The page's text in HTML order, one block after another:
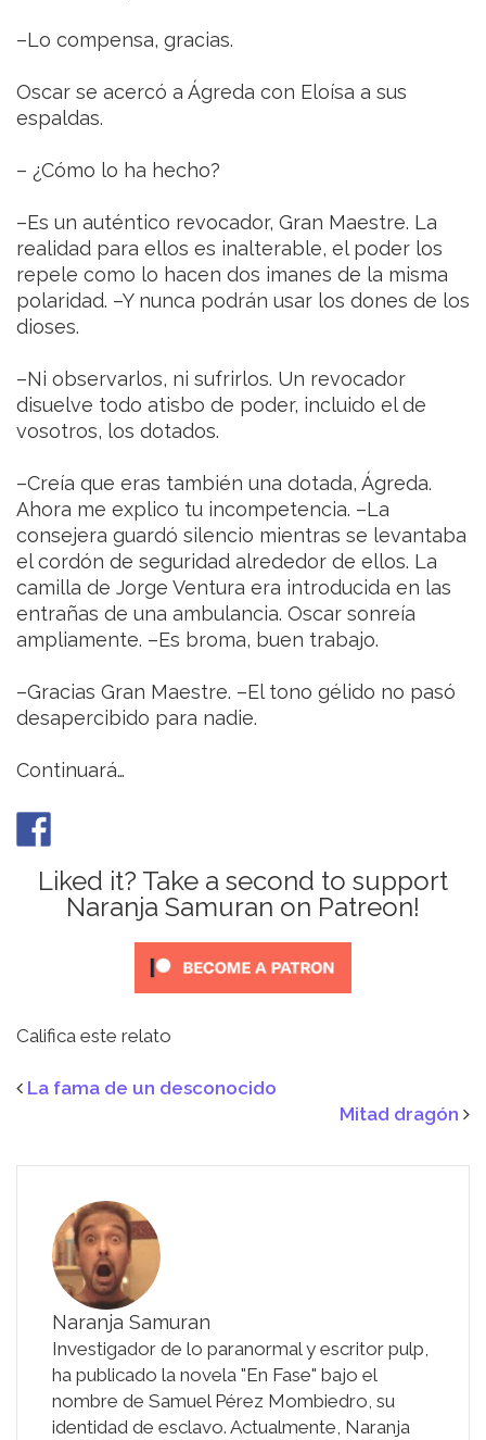
–Lo compensa, gracias.
Oscar se acercó a Ágreda con Eloísa a sus
espaldas.
– ¿Cómo lo ha hecho?
–Es un auténtico revocador, Gran Maestre. La
realidad para ellos es inalterable, el poder los
repele como lo hacen dos imanes de la misma
polaridad. –Y nunca podrán usar los dones de los
dioses.
–Ni observarlos, ni sufrirlos. Un revocador
disuelve todo atisbo de poder, incluido el de
vosotros, los dotados.
–Creía que eras también una dotada, Ágreda.
Ahora me explico tu incompetencia. –La
consejera guardó silencio mientras se levantaba
el cordón de seguridad alrededor de ellos. La
camilla de Jorge Ventura era introducida en las
entrañas de una ambulancia. Oscar sonreía
ampliamente. –Es broma, buen trabajo.
–Gracias Gran Maestre. –El tono gélido no pasó
desapercibido para nadie.
Continuará…
Liked it? Take a second to support
Naranja Samuran on Patreon!
Califica este relato
La fama de un desconocido
Mitad dragón
Naranja Samuran
Investigador de lo paranormal y escritor pulp,
ha publicado la novela "En Fase" bajo el
nombre de Samuel Pérez Mombiedro, su
identidad de esclavo. Actualmente, Naranja